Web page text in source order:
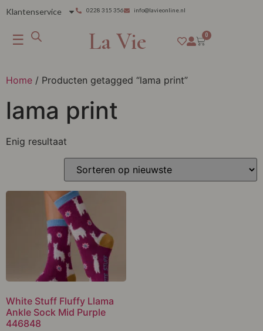
Klantenservice 0228 315 356 info@lavieonline.nl
☰ La Vie 0
Home / Producten getagged “lama print”
lama print
Enig resultaat
White Stuff Fluffy Llama
Ankle Sock Mid Purple
446848